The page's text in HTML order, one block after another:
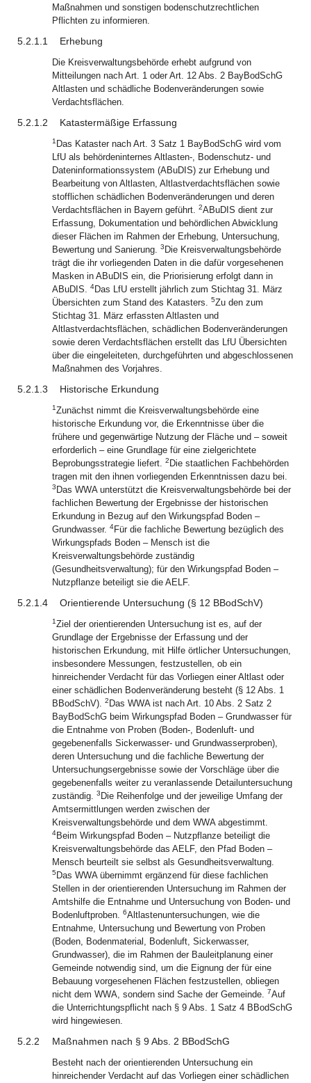
Maßnahmen und sonstigen bodenschutzrechtlichen
Pflichten zu informieren.
5.2.1.1 Erhebung
Die Kreisverwaltungsbehörde erhebt aufgrund von
Mitteilungen nach Art. 1 oder Art. 12 Abs. 2 BayBodSchG
Altlasten und schädliche Bodenveränderungen sowie
Verdachtsflächen.
5.2.1.2 Katastermäßige Erfassung
1 Das Kataster nach Art. 3 Satz 1 BayBodSchG wird vom
LfU als behördeninternes Altlasten-, Bodenschutz- und
Dateninformationssystem (ABuDIS) zur Erhebung und
Bearbeitung von Altlasten, Altlastverdachtsflächen sowie
stofflichen schädlichen Bodenveränderungen und deren
Verdachtsflächen in Bayern geführt. 2ABuDIS dient zur
Erfassung, Dokumentation und behördlichen Abwicklung
dieser Flächen im Rahmen der Erhebung, Untersuchung,
Bewertung und Sanierung. 3 Die Kreisverwaltungsbehörde
trägt die ihr vorliegenden Daten in die dafür vorgesehenen
Masken in ABuDIS ein, die Priorisierung erfolgt dann in
ABuDIS. 4Das LfU erstellt jährlich zum Stichtag 31. März
Übersichten zum Stand des Katasters. 5Zu den zum
Stichtag 31. März erfassten Altlasten und
Altlastverdachtsflächen, schädlichen Bodenveränderungen
sowie deren Verdachtsflächen erstellt das LfU Übersichten
über die eingeleiteten, durchgeführten und abgeschlossenen
Maßnahmen des Vorjahres.
5.2.1.3 Historische Erkundung
1Zunächst nimmt die Kreisverwaltungsbehörde eine
historische Erkundung vor, die Erkenntnisse über die
frühere und gegenwärtige Nutzung der Fläche und – soweit
erforderlich – eine Grundlage für eine zielgerichtete
Beprobungsstrategie liefert. 2 Die staatlichen Fachbehörden
tragen mit den ihnen vorliegenden Erkenntnissen dazu bei.
3 Das WWA unterstützt die Kreisverwaltungsbehörde bei der
fachlichen Bewertung der Ergebnisse der historischen
Erkundung in Bezug auf den Wirkungspfad Boden –
Grundwasser. 4Für die fachliche Bewertung bezüglich des
Wirkungspfads Boden – Mensch ist die
Kreisverwaltungsbehörde zuständig
(Gesundheitsverwaltung); für den Wirkungspfad Boden –
Nutzpflanze beteiligt sie die AELF.
5.2.1.4 Orientierende Untersuchung (§ 12 BBodSchV)
1Ziel der orientierenden Untersuchung ist es, auf der
Grundlage der Ergebnisse der Erfassung und der
historischen Erkundung, mit Hilfe örtlicher Untersuchungen,
insbesondere Messungen, festzustellen, ob ein
hinreichender Verdacht für das Vorliegen einer Altlast oder
einer schädlichen Bodenveränderung besteht (§ 12 Abs. 1
BBodSchV). 2 Das WWA ist nach Art. 10 Abs. 2 Satz 2
BayBodSchG beim Wirkungspfad Boden – Grundwasser für
die Entnahme von Proben (Boden-, Bodenluft- und
gegebenenfalls Sickerwasser- und Grundwasserproben),
deren Untersuchung und die fachliche Bewertung der
Untersuchungsergebnisse sowie der Vorschläge über die
gegebenenfalls weiter zu veranlassende Detailuntersuchung
zuständig. 3 Die Reihenfolge und der jeweilige Umfang der
Amtsermittlungen werden zwischen der
Kreisverwaltungsbehörde und dem WWA abgestimmt.
4Beim Wirkungspfad Boden – Nutzpflanze beteiligt die
Kreisverwaltungsbehörde das AELF, den Pfad Boden –
Mensch beurteilt sie selbst als Gesundheitsverwaltung.
5 Das WWA übernimmt ergänzend für diese fachlichen
Stellen in der orientierenden Untersuchung im Rahmen der
Amtshilfe die Entnahme und Untersuchung von Boden- und
Bodenluftproben. 6Altlastenuntersuchungen, wie die
Entnahme, Untersuchung und Bewertung von Proben
(Boden, Bodenmaterial, Bodenluft, Sickerwasser,
Grundwasser), die im Rahmen der Bauleitplanung einer
Gemeinde notwendig sind, um die Eignung der für eine
Bebauung vorgesehenen Flächen festzustellen, obliegen
nicht dem WWA, sondern sind Sache der Gemeinde. 7Auf
die Unterrichtungspflicht nach § 9 Abs. 1 Satz 4 BBodSchG
wird hingewiesen.
5.2.2 Maßnahmen nach § 9 Abs. 2 BBodSchG
Besteht nach der orientierenden Untersuchung ein
hinreichender Verdacht auf das Vorliegen einer schädlichen